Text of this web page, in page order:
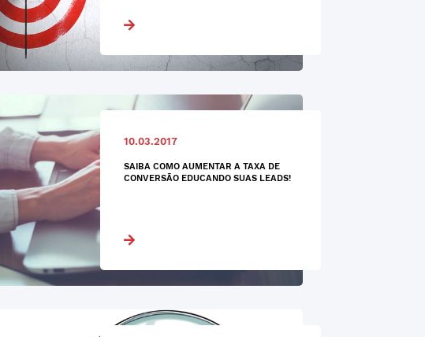
10.03.2017
SAIBA COMO AUMENTAR A TAXA DE
CONVERSÃO EDUCANDO SUAS LEADS!